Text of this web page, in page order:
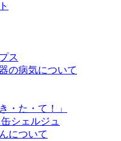
ス
の病気について
・た・て！」
シェルジュ
について